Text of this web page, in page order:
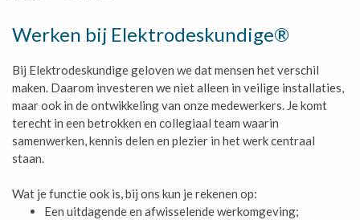
Werken bij Elektrodeskundige®
Bij Elektrodeskundige geloven we dat mensen het verschil
maken. Daarom investeren we niet alleen in veilige installaties,
maar ook in de ontwikkeling van onze medewerkers. Je komt
terecht in een betrokken en collegiaal team waarin
samenwerken, kennis delen en plezier in het werk centraal
staan.
Wat je functie ook is, bij ons kun je rekenen op:
Een uitdagende en afwisselende werkomgeving;